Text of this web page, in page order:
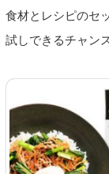
食材とレシピのセ
試しできるチャン